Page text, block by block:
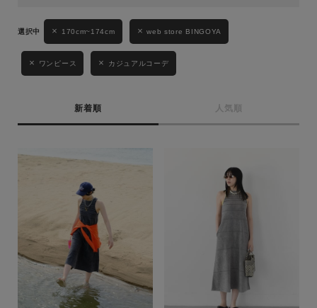
170cm~174cm web store BINGOYA
ワンピース カジュアルコーデ
新着順 人気順